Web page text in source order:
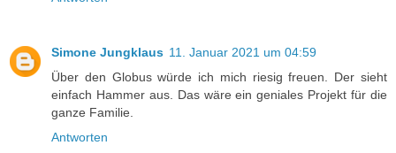
Simone Jungklaus 11. Januar 2021 um 04:59
Über den Globus würde ich mich riesig freuen. Der sieht
einfach Hammer aus. Das wäre ein geniales Projekt für die
ganze Familie.
Antworten